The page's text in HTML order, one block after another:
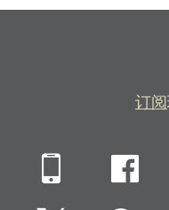
订阅
Mobile